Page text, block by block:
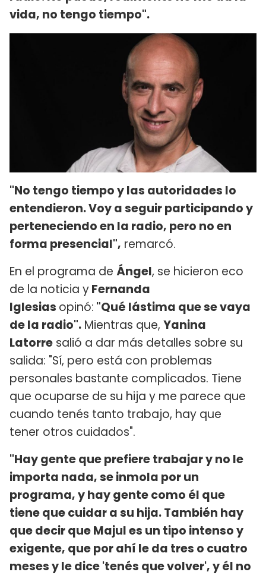
vida, no tengo tiempo".
"No tengo tiempo y las autoridades lo
entendieron. Voy a seguir participando y
perteneciendo en la radio, pero no en
forma presencial", remarcó.
En el programa de Ángel, se hicieron eco
de la noticia yFernanda
Iglesias opinó: "Qué lástima que se vaya
de la radio". Mientras que, Yanina
Latorre salió a dar más detalles sobre su
salida: "Sí, pero está con problemas
personales bastante complicados. Tiene
que ocuparse de su hija y me parece que
cuando tenés tanto trabajo, hay que
tener otros cuidados".
"Hay gente que prefiere trabajar y no le
importa nada, se inmola por un
programa, y hay gente como él que
tiene que cuidar a su hija. También hay
que decir que Majul es un tipo intenso y
exigente, que por ahí le da tres o cuatro
meses y le dice 'tenés que volver', y él no